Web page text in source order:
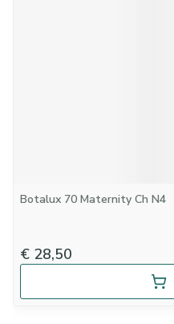
Botalux 70 Maternity Ch N4
€ 28,50